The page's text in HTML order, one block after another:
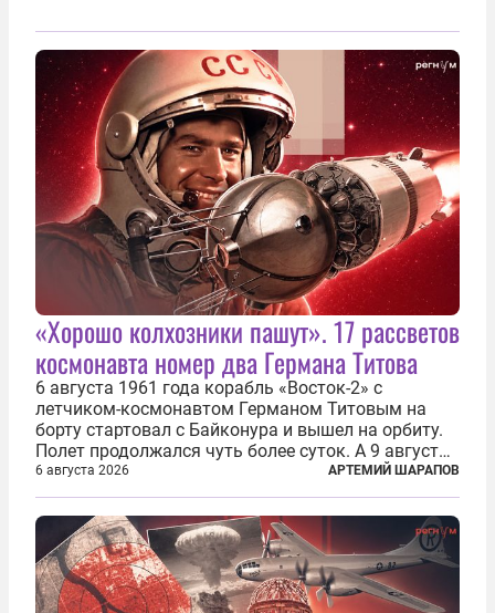
«Хорошо колхозники пашут». 17 рассветов
космонавта номер два Германа Титова
6 августа 1961 года корабль «Восток-2» с
летчиком-космонавтом Германом Титовым на
борту стартовал с Байконура и вышел на орбиту.
Полет продолжался чуть более суток. А 9 августа
второй человек в космосе получил звезду Героя
Советского Союза и орден Ленина. Миссия Титова
зачастую находится несколько...
6 августа 2026 АРТЕМИЙ ШАРАПОВ